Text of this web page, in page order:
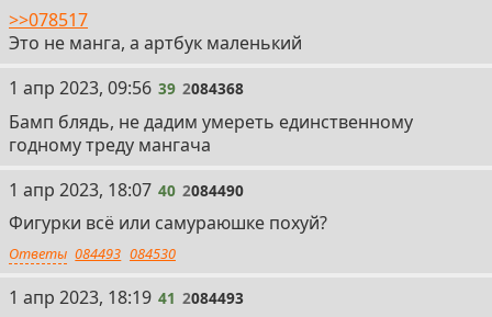
>>078517
Это не манга, а артбук маленький
39
1 апр 2023, 09:56 39 2084368
Бамп блядь, не дадим умереть единственному
годному треду мангача
40
1 апр 2023, 18:07 40 2084490
Фигурки всё или самураюшке похуй?
Ответы 084493 084530
41
1 апр 2023, 18:19 41 2084493